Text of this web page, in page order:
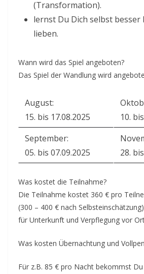
t
f
o
n
o
n
a
(Transformation).
lernst Du Dich selbst besser
lieben.
Wann wird das Spiel angeboten?
Das Spiel der Wandlung wird
August:
15. bis 17.08.2025
10.
September:
05. bis 07.09.2025
28.
Was kostet die Teilnahme?
Die Teilnahme kostet 360 € pro
(300 – 400 € nach
für Unterkunft und Verpflegung vor
Was kosten Übernachtung und
Für z.B. 85 € pro Nacht bekommst